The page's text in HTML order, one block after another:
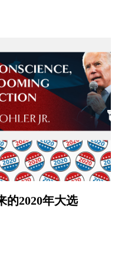
的2020年大选